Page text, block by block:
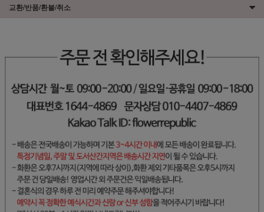
교환/반품/환불/취소